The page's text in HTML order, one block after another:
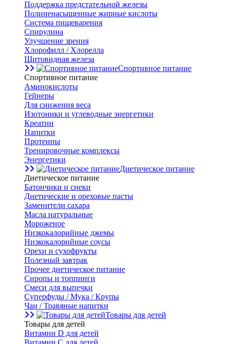
Поддержка предстательной железы
Полиненасыщенные жирные кислоты
Система пищеварения
Спирулина
Улучшение зрения
Хлорофилл / Хлорелла
Щитовидная железа
Спортивное питание
Спортивное питание
Аминокислоты
Гейнеры
Для снижения веса
Изотоники и углеводные энергетики
Креатин
Напитки
Протеины
Тренировочные комплексы
Энергетики
Диетическое питание
Диетическое питание
Батончики и снеки
Диетические и ореховые пасты
Заменители сахара
Масла натуральные
Мороженое
Низкокалорийные джемы
Низкокалорийные соусы
Орехи и сухофрукты
Полезный завтрак
Прочее диетическое питание
Сиропы и топпинги
Смеси для выпечки
Суперфуды / Мука / Крупы
Чаи / Травяные напитки
Товары для детей
Товары для детей
Витамин D для детей
Витамин С для детей